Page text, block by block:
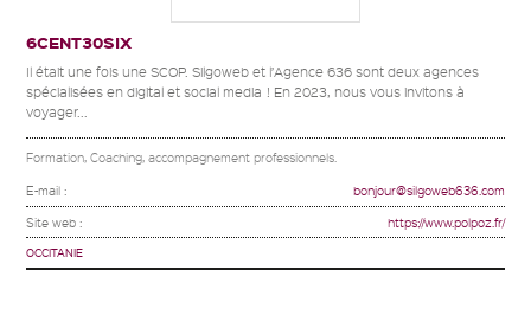
6CENT30SIX
Il était une fois une SCOP. Silgoweb et l’Agence 636 sont deux agences
spécialisées en digital et social media ! En 2023, nous vous invitons à
voyager...
Formation, Coaching, accompagnement professionnels.
E-mail : bonjour@silgoweb636.com
Site web : https://www.polpoz.fr/
OCCITANIE